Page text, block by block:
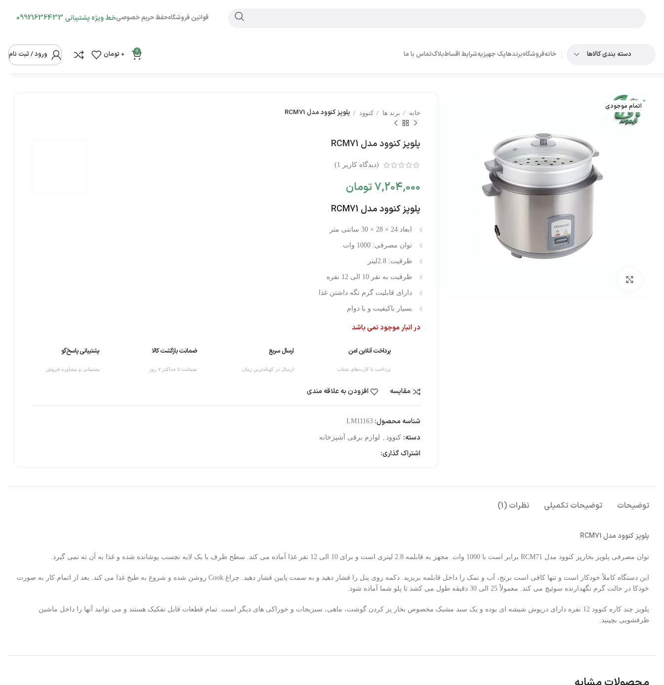
قوانین فروشگاهحفظ حریم خصوصیخط ویژه پشتیبانی 09921636433
دسته بندی کالاها خانهفروشگاهبرندهاپک جهیزیهشرایط اقساطبلاگتماس با ما 0
0 تومان ورود / ثبت نام
اتمام موجودی
خانه برند ها کنوود پلوپز کنوود مدل RCM71
پلوپز کنوود مدل RCM71
(دیدگاه کاربر 1
)
7,204,000تومان
پلوپز کنوود مدل RCM71
ابعاد 24 × 28 × 30 سانتی متر
توان مصرفی: 1000 وات
ظرفیت: 2.8لیتر
ظرفیت به نفر 10 الی 12 نفره
دارای قابلیت گرم نگه داشتن غذا
بسیار باکیفیت و با دوام
در انبار موجود نمی باشد
پرداخت آنلاین امن
پرداخت با کارت‌های شتاب
ارسال سریع
ارسال در کوتاه‌ترین زمان
ضمانت بازگشت کالا
ضمانت تا حداکثر ۷ روز
پشتیبانی پاسخ‌گو
پشتیبانی و مشاوره فروش
مقایسه افزودن به علاقه مندی
شناسه محصول: LM11163
دسته: کنوود لوازم برقی آشپزخانه
اشتراک گذاری:
توضیحات توضیحات تکمیلی نظرات (1)
پلوپز کنوود مدل RCM71
توان مصرفی پلوپز بخارپز کنوود مدل RCM71 برابر است با 1000 وات. مجهز به قابلمه 2.8 لیتری است و برای 10 الی 12 نفر غذا آماده می کند. سطح ظرف با یک لایه نچسب پوشانده شده و غذا به آن ته نمی گیرد.
این دستگاه کاملاً خودکار است و تنها کافی است برنج، آب و نمک را داخل قابلمه بریزید. دکمه روی پنل را فشار دهید و به سمت پایین فشار دهید. چراغ Cook روشن شده و شروع به طبخ غذا می کند. بعد از اتمام کار به صورت
خودکا در حالت گرم نگهدارنده سوئیچ می کند. معمولاً 25 الی 30 دقیقه طول می کشد تا پلو شما آماده شود.
پلوپز چند کاره کنوود 12 نفره دارای درپوش شیشه ای بوده و یک سبد مشبک مخصوص بخار پز کردن گوشت، ماهی، سبزیجات و خوراکی های دیگر است. تمام قطعات قابل تفکیک هستند و می توانید آنها را داخل ماشین
ظرفشویی بچینید.